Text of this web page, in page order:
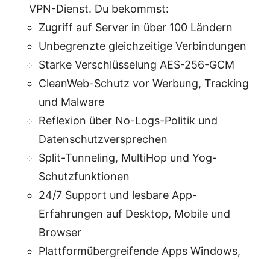
VPN-Dienst. Du bekommst:
Zugriff auf Server in über 100 Ländern
Unbegrenzte gleichzeitige Verbindungen
Starke Verschlüsselung AES-256-GCM
CleanWeb-Schutz vor Werbung, Tracking
und Malware
Reflexion über No-Logs-Politik und
Datenschutzversprechen
Split-Tunneling, MultiHop und Yog-
Schutzfunktionen
24/7 Support und lesbare App-
Erfahrungen auf Desktop, Mobile und
Browser
Plattformübergreifende Apps Windows,